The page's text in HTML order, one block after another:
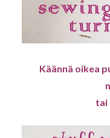
Käännä oikea
tai